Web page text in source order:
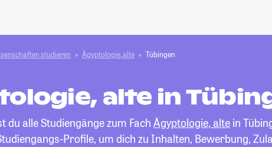
studieren Ägyptologie, alte Tübingen
alte in
du alle Studiengänge zum Fach Ägyptologie, alte in
Profile, um dich zu Inhalten, Bewerbung,